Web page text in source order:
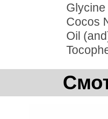
Cocos
Oil